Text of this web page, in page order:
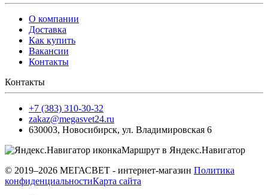
О компании
Доставка
Как купить
Вакансии
Контакты
Контакты
+7 (383) 310-30-32
zakaz@megasvet24.ru
630003, Новосибирск, ул. Владимировская 6
Маршрут в Яндекс.Навигатор
© 2019–2026 МЕГАСВЕТ - интернет-магазин Политика
конфиденциальностиКарта сайта